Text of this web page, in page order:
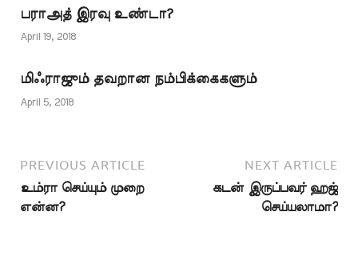
அருள் புரியட்டும்;
மகிழ்ச்சியைத் தரட்டும்
என்றெல்லாம் கூறுவதில்
அனைவரும்…
பராஅத் இரவு உண்டா?
April 19, 2018
மிஃராஜும் தவறான நம்பிக்கைகளும்
April 5, 2018
PREVIOUS ARTICLE
உம்ரா செய்யும் முறை
என்ன?
NEXT ARTICLE
கடன் இருப்பவர் ஹஜ்
செய்யலாமா?